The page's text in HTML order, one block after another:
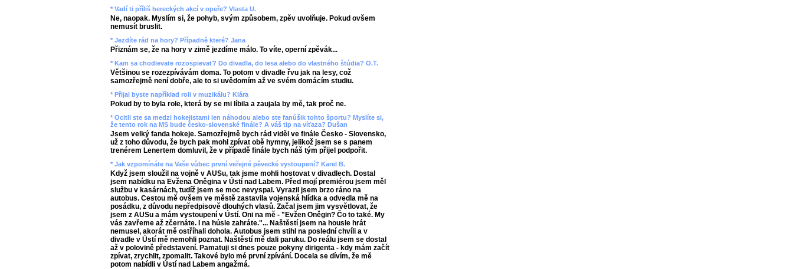
* Vadí ti příliš hereckých akcí v opeře? Vlasta U.
Ne, naopak. Myslím si, že pohyb, svým způsobem, zpěv uvolňuje. Pokud ovšem
nemusít bruslit.
* Jezdíte rád na hory? Případně které? Jana
Přiznám se, že na hory v zimě jezdíme málo. To víte, operní zpěvák...
* Kam sa chodievate rozospievať? Do divadla, do lesa alebo do vlastného štúdia? O.T.
Většinou se rozezpívávám doma. To potom v divadle řvu jak na lesy, což
samozřejmě není dobře, ale to si uvědomím až ve svém domácím studiu.
* Přijal byste například roli v muzikálu? Klára
Pokud by to byla role, která by se mi líbila a zaujala by mě, tak proč ne.
* Ocitli ste sa medzi hokejistami len náhodou alebo ste fanúšik tohto športu? Myslíte si,
že tento rok na MS bude česko-slovenské finále? A váš tip na víťaza? Dušan
Jsem velký fanda hokeje. Samozřejmě bych rád viděl ve finále Česko - Slovensko,
už z toho důvodu, že bych pak mohl zpívat obě hymny, jelikož jsem se s panem
trenérem Lenertem domluvil, že v případě finále bych náš tým přijel podpořit.
* Jak vzpomínáte na Vaše vůbec první veřejné pěvecké vystoupení? Karel B.
Když jsem sloužil na vojně v AUSu, tak jsme mohli hostovat v divadlech. Dostal
jsem nabídku na Evžena Oněgina v Ústí nad Labem. Před mojí premiérou jsem měl
službu v kasárnách, tudíž jsem se moc nevyspal. Vyrazil jsem brzo ráno na
autobus. Cestou mě ovšem ve městě zastavila vojenská hlídka a odvedla mě na
posádku, z důvodu nepředpisově dlouhých vlasů. Začal jsem jim vysvětlovat, že
jsem z AUSu a mám vystoupení v Ústí. Oni na mě - "Evžen Oněgin? Čo to také. My
vás zavřeme až zčernáte. I na húsle zahráte."... Naštěstí jsem na housle hrát
nemusel, akorát mě ostříhali dohola. Autobus jsem stihl na poslední chvíli a v
divadle v Ústí mě nemohli poznat. Naštěstí mě dali paruku. Do reálu jsem se dostal
až v polovině představení. Pamatuji si dnes pouze pokyny dirigenta - kdy mám začít
zpívat, zrychlit, zpomalit. Takové bylo mé první zpívání. Docela se dívím, že mě
potom nabídli v Ústí nad Labem angažmá.